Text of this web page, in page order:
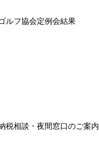
ルフ協会定例会結果
税相談・夜間窓口のご案内